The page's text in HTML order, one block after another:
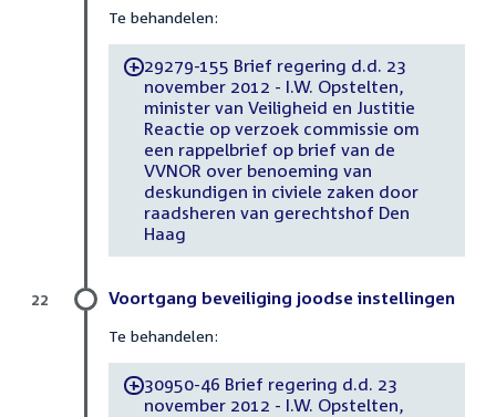
Te behandelen:
-29279-155 Brief regering d.d. 23
november 2012 - I.W. Opstelten,
minister van Veiligheid en Justitie
Reactie op verzoek commissie om
een rappelbrief op brief van de
VVNOR over benoeming van
deskundigen in civiele zaken door
raadsheren van gerechtshof Den
Haag
Voortgang beveiliging joodse instellingen
Te behandelen:
-30950-46 Brief regering d.d. 23
november 2012 - I.W. Opstelten,
22